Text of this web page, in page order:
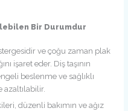
Bir Durumdur
ve çoğu zaman plak
işaret eder. Diş taşının
beslenme ve sağlıklı
azaltılabilir.
düzenli bakımın ve ağız